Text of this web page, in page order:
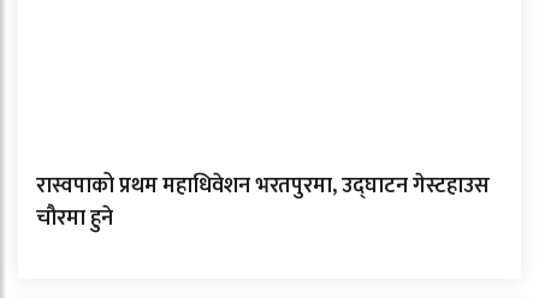
रास्वपाको प्रथम महाधिवेशन भरतपुरमा, उद्घाटन गेस्टहाउस
चौरमा हुने